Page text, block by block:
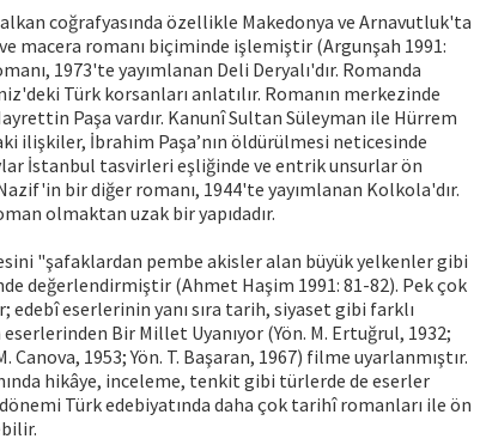
coğrafyasında özellikle Makedonya ve Arnavutluk'ta
macera romanı biçiminde işlemiştir (Argunşah 1991:
1973'te yayımlanan Deli Deryalı'dır. Romanda
Türk korsanları anlatılır. Romanın merkezinde
Paşa vardır. Kanunî Sultan Süleyman ile Hürrem
ilişkiler, İbrahim Paşa’nın öldürülmesi neticesinde
İstanbul tasvirleri eşliğinde ve entrik unsurlar ön
bir diğer romanı, 1944'te yayımlanan Kolkola'dır.
olmaktan uzak bir yapıdadır.
"şafaklardan pembe akisler alan büyük yelkenler gibi
değerlendirmiştir (Ahmet Haşim 1991: 81-82). Pek çok
edebî eserlerinin yanı sıra tarih, siyaset gibi farklı
Bir Millet Uyanıyor (Yön. M. Ertuğrul, 1932;
Canova, 1953; Yön. T. Başaran, 1967) filme uyarlanmıştır.
hikâye, inceleme, tenkit gibi türlerde de eserler
Türk edebiyatında daha çok tarihî romanları ile ön